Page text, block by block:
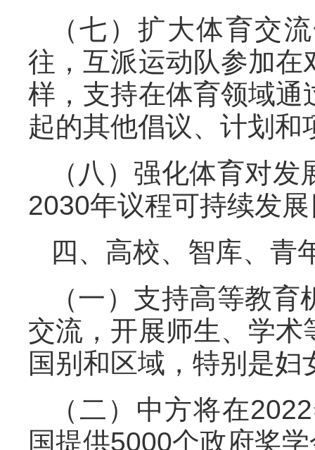
（七）扩大体育交
往，互派运动队参加
样，支持在体育领域
起的其他倡议、计划和
（八）强化体育对
2030年议程可持续发
四、高校、智库、青
（一）支持高等教
交流，开展师生、学
国别和区域，特别是妇
（二）中方将在
国提供5000个政府奖